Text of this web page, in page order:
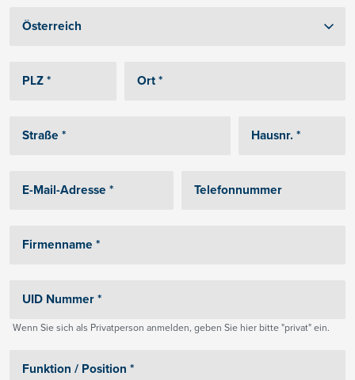
Wenn Sie sich als Privatperson anmelden, geben Sie hier bitte "privat" ein.